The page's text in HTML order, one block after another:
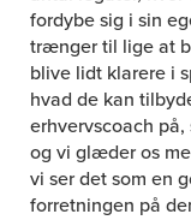
fordybe sig i sin
trænger til lige at
blive lidt klarere i
hvad de kan
erhvervscoach på,
og vi glæder os
vi ser det som en
forretningen på